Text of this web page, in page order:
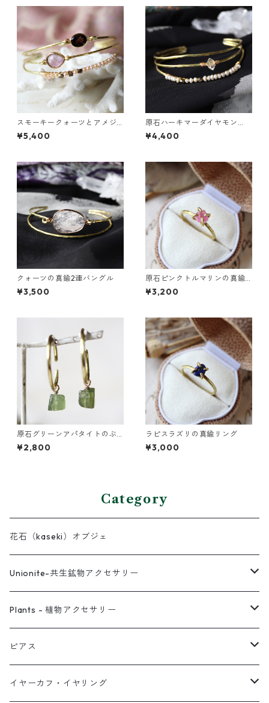
スモーキークォーツとアメジ
ストの真鍮3連バングル
¥5,400
原石ハーキマーダイヤモン
ド・パールの3連バングル
¥4,400
クォーツの真鍮2連バングル
¥3,500
原石ピンクトルマリンの真鍮
リング
¥3,200
原石グリーンアパタイトのぶ
ら下がりイヤーカフ
¥2,800
ラピスラズリの真鍮リング
¥3,000
Category
花石（kaseki）オブジェ
Unionite-共生鉱物アクセサリー
ピアス
ネックレス
イヤーカフ
Plants - 植物アクセサリー
ピアス
ネックレス
ピアス
スタッド・一粒
イヤーカフ・イヤリング